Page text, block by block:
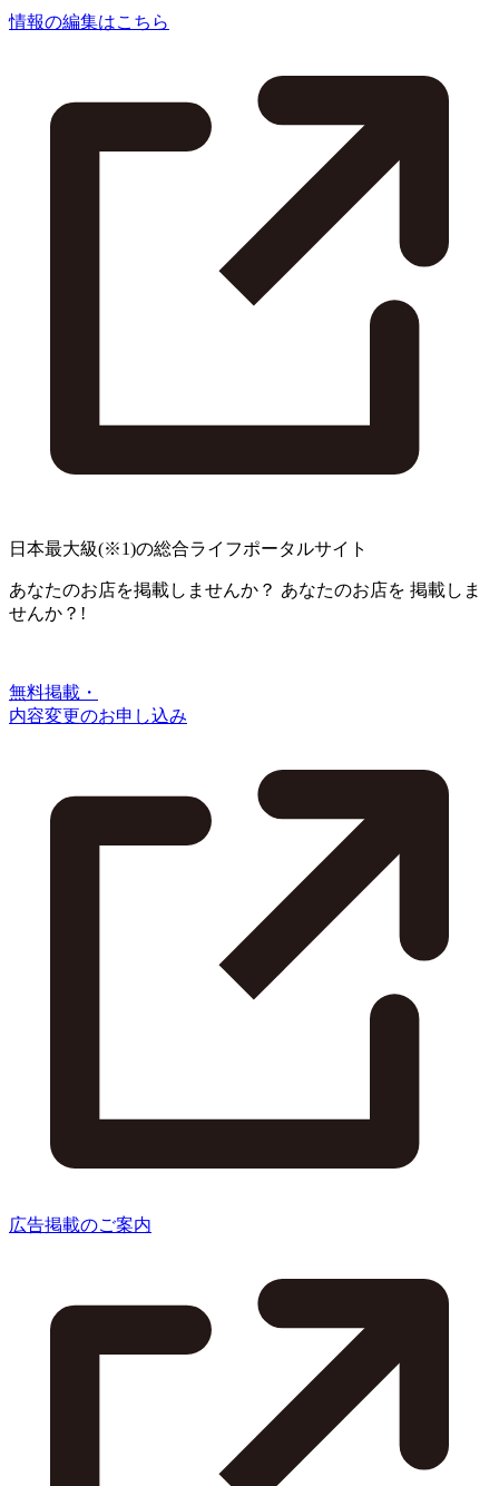
情報の編集はこちら
日本最大級(※1)の総合ライフポータルサイト
あなたのお店を掲載しませんか？ あなたのお店を 掲載しま
せんか？!
無料掲載・
内容変更のお申し込み
広告掲載のご案内